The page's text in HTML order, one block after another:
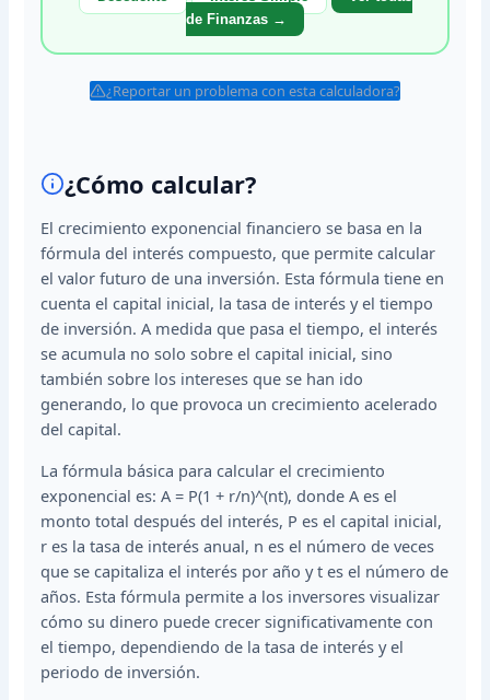
de Finanzas →
¿Reportar un problema con esta calculadora?
¿Cómo calcular?
El crecimiento exponencial financiero se basa en la
fórmula del interés compuesto, que permite calcular
el valor futuro de una inversión. Esta fórmula tiene en
cuenta el capital inicial, la tasa de interés y el tiempo
de inversión. A medida que pasa el tiempo, el interés
se acumula no solo sobre el capital inicial, sino
también sobre los intereses que se han ido
generando, lo que provoca un crecimiento acelerado
del capital.
La fórmula básica para calcular el crecimiento
exponencial es: A = P(1 + r/n)^(nt), donde A es el
monto total después del interés, P es el capital inicial,
r es la tasa de interés anual, n es el número de veces
que se capitaliza el interés por año y t es el número de
años. Esta fórmula permite a los inversores visualizar
cómo su dinero puede crecer significativamente con
el tiempo, dependiendo de la tasa de interés y el
periodo de inversión.